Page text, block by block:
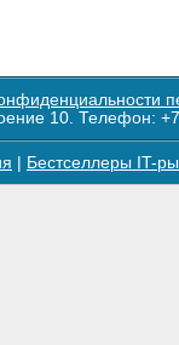
10. Телефон:
Бестселлеры IT-